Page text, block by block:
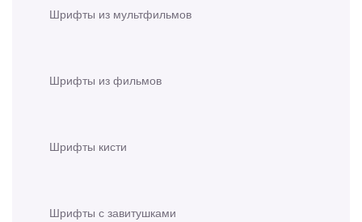
Шрифты из мультфильмов
Шрифты из фильмов
Шрифты кисти
Шрифты с завитушками